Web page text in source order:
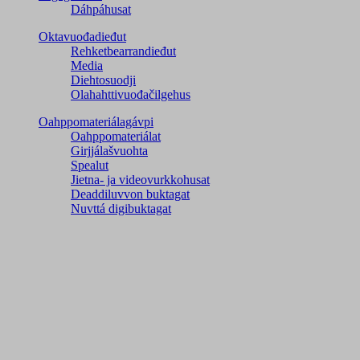
Dáhpáhusat
Oktavuođadieđut
Rehketbearrandieđut
Media
Diehtosuodji
Olahahttivuođačilgehus
Oahppomateriálagávpi
Oahppomateriálat
Girjjálašvuohta
Spealut
Jietna- ja videovurkkohusat
Deaddiluvvon buktagat
Nuvttá digibuktagat